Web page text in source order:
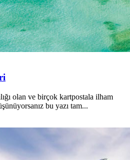
olan ve birçok kartpostala ilham
bu yazı tam...